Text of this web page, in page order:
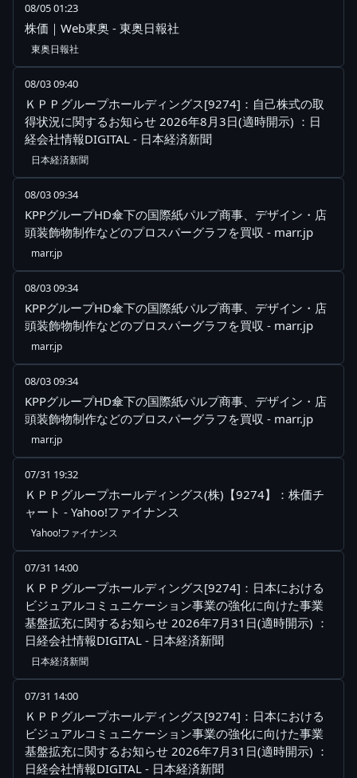
08/05 01:23
株価｜Web東奥 - 東奥日報社
東奥日報社
08/03 09:40
ＫＰＰグループホールディングス[9274]：自己株式の取
得状況に関するお知らせ 2026年8月3日(適時開示) ：日
経会社情報DIGITAL - 日本経済新聞
日本経済新聞
08/03 09:34
KPPグループHD傘下の国際紙パルプ商事、デザイン・店
頭装飾物制作などのプロスパーグラフを買収 - marr.jp
marr.jp
08/03 09:34
KPPグループHD傘下の国際紙パルプ商事、デザイン・店
頭装飾物制作などのプロスパーグラフを買収 - marr.jp
marr.jp
08/03 09:34
KPPグループHD傘下の国際紙パルプ商事、デザイン・店
頭装飾物制作などのプロスパーグラフを買収 - marr.jp
marr.jp
07/31 19:32
ＫＰＰグループホールディングス(株)【9274】：株価チ
ャート - Yahoo!ファイナンス
Yahoo!ファイナンス
07/31 14:00
ＫＰＰグループホールディングス[9274]：日本における
ビジュアルコミュニケーション事業の強化に向けた事業
基盤拡充に関するお知らせ 2026年7月31日(適時開示) ：
日経会社情報DIGITAL - 日本経済新聞
日本経済新聞
07/31 14:00
ＫＰＰグループホールディングス[9274]：日本における
ビジュアルコミュニケーション事業の強化に向けた事業
基盤拡充に関するお知らせ 2026年7月31日(適時開示) ：
日経会社情報DIGITAL - 日本経済新聞